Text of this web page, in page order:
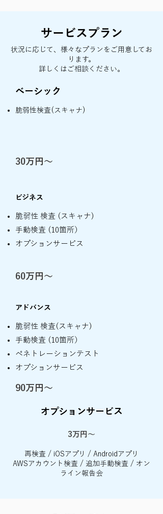
サービスプラン
状況に応じて、様々なプランをご用意してお
ります。
​詳しくはご相談ください。
ベーシック
脆弱性検査(スキャナ)
30万円〜
ビジネス
脆弱性 検査 (スキャナ)
手動検査 (10箇所）
オプションサービス
60万円〜
アドバンス
脆弱性 検査(スキャナ)
手動検査 (10箇所）
ペネトレーションテスト
オプションサービス
90万円〜
オプションサービス
3万円〜
再検査 / iOSアプリ / Androidアプリ
AWSアカウント検査 / 追加手動検査 / オン
ライン報告会